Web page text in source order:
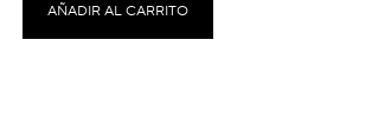
AÑADIR AL CARRITO